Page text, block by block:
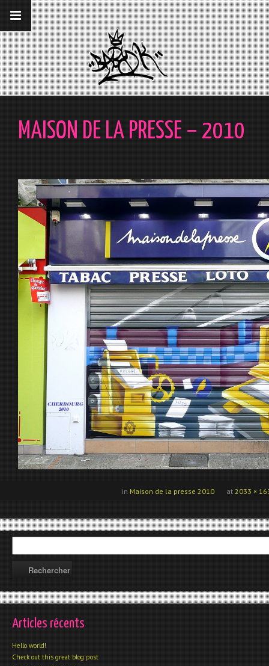
__gaTracker('require', 'displayfeatures');
__gaTracker('send','pageview');
MAISON DE LA PRESSE – 2010
at 2033 ×
in Maison de la presse 2010
Articles récents
Hello world!
Check out this great blog post